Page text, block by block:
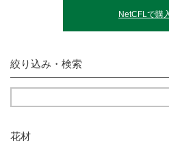
NetCFLで購
絞り込み・検索
花材